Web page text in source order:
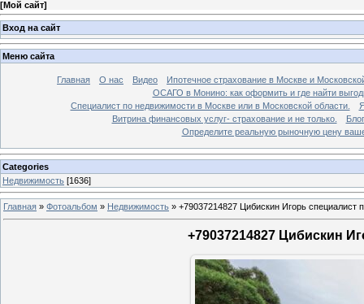
[Мой сайт]
Вход на сайт
Меню сайта
Главная О нас Видео
Ипотечное страхование в Москве и
ОСАГО в Монино: как оформить и где найти
Специалист по недвижимости в Москве или в Московской области.
Витрина финансовых услуг- страхование и не только.
Блог
Определите реальную рыночную цену
Categories
Недвижимость [1636]
Главная » Фотоальбом » Недвижимость » +79037214827 Цибискин Игорь специалист
+79037214827 Цибискин